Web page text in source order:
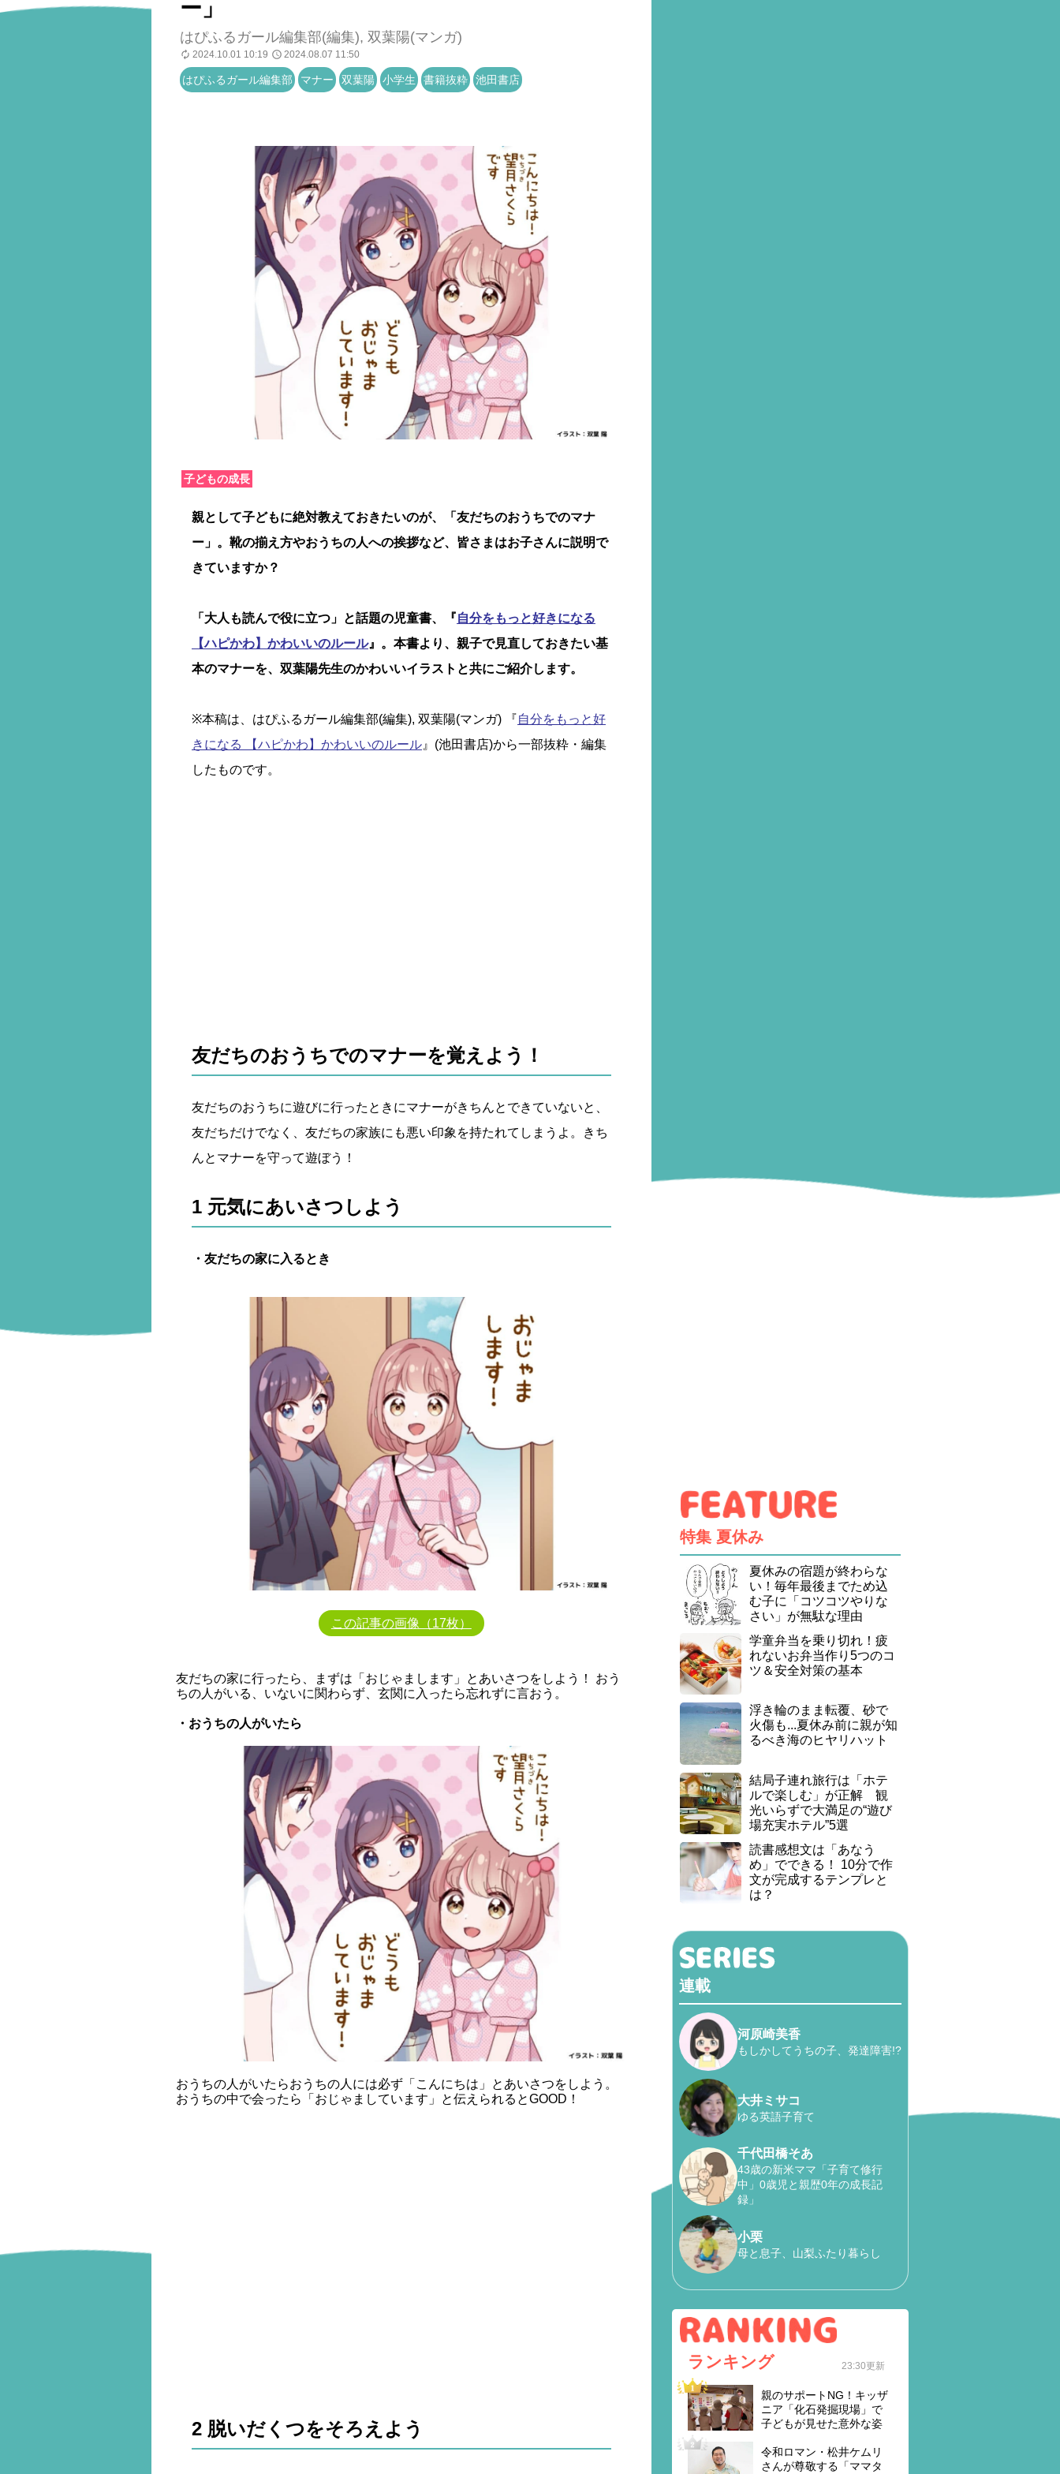
ー」
はぴふるガール編集部(編集), 双葉陽(マンガ)
2024.10.01 10:19 2024.08.07 11:50
はぴふるガール編集部 マナー 双葉陽 小学生 書籍抜粋 池田書店
子どもの成長
親として子どもに絶対教えておきたいのが、「友だちのおうちでのマナ
ー」。靴の揃え方やおうちの人への挨拶など、皆さまはお子さんに説明で
きていますか？
「大人も読んで役に立つ」と話題の児童書、『自分をもっと好きになる
【ハピかわ】かわいいのルール』。本書より、親子で見直しておきたい基
本のマナーを、双葉陽先生のかわいいイラストと共にご紹介します。
※本稿は、はぴふるガール編集部(編集), 双葉陽(マンガ) 『自分をもっと好
きになる 【ハピかわ】かわいいのルール 』(池田書店)から一部抜粋・編集
したものです。
友だちのおうちでのマナーを覚えよう！
友だちのおうちに遊びに行ったときにマナーがきちんとできていないと、
友だちだけでなく、友だちの家族にも悪い印象を持たれてしまうよ。きち
んとマナーを守って遊ぼう！
1 元気にあいさつしよう
・友だちの家に入るとき
この記事の画像（17枚）
友だちの家に行ったら、まずは「おじゃまします」とあいさつをしよう！ おう
ちの人がいる、いないに関わらず、玄関に入ったら忘れずに言おう。
・おうちの人がいたら
おうちの人がいたらおうちの人には必ず「こんにちは」とあいさつをしよう。
おうちの中で会ったら「おじゃましています」と伝えられるとGOOD！
2 脱いだくつをそろえよう
特集 夏休み
夏休みの宿題が終わらな
い！毎年最後までため込
む子に「コツコツやりな
さい」が無駄な理由
学童弁当を乗り切れ！疲
れないお弁当作り5つのコ
ツ＆安全対策の基本
浮き輪のまま転覆、砂で
火傷も...夏休み前に親が知
るべき海のヒヤリハット
結局子連れ旅行は「ホテ
ルで楽しむ」が正解 観
光いらずで大満足の“遊び
場充実ホテル”5選
読書感想文は「あなう
め」でできる！ 10分で作
文が完成するテンプレと
は？
連載
河原崎美香
もしかしてうちの子、発達障害!?
大井ミサコ
ゆる英語子育て
千代田橋そあ
43歳の新米ママ「子育て修行
中」0歳児と親歴0年の成長記
録」
小栗
母と息子、山梨ふたり暮らし
ランキング 23:30更新
親のサポートNG！キッザ
ニア「化石発掘現場」で
子どもが見せた意外な姿
令和ロマン・松井ケムリ
さんが尊敬する「ママタ